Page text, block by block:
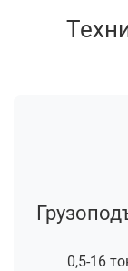
0,5-16